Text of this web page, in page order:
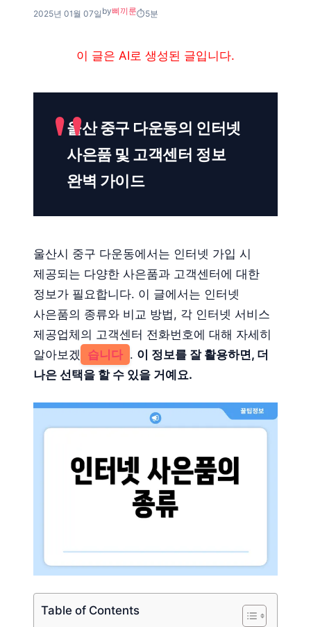
2025년 01월 07일 by삐끼룬 5분
이 글은 AI로 생성된 글입니다.
울산 중구 다운동의 인터넷
사은품 및 고객센터 정보
완벽 가이드
울산시 중구 다운동에서는 인터넷 가입 시
제공되는 다양한 사은품과 고객센터에 대한
정보가 필요합니다. 이 글에서는 인터넷
사은품의 종류와 비교 방법, 각 인터넷 서비스
제공업체의 고객센터 전화번호에 대해 자세히
알아보겠
습니다 . 이 정보를 잘 활용하면, 더
나은 선택을 할 수 있을 거예요.
Table of Contents